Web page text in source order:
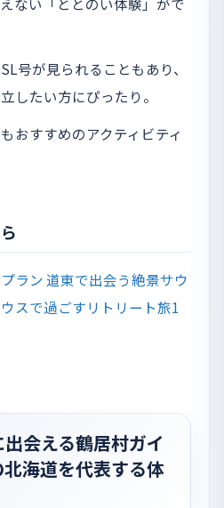
号が見られることもあり、
したい方にぴったり。
おすすめのアクティビティ
ラン 道東で出会う絶景サウ
スで過ごすリトリート旅1
会える鶴居村ガイ
北海道を代表する体